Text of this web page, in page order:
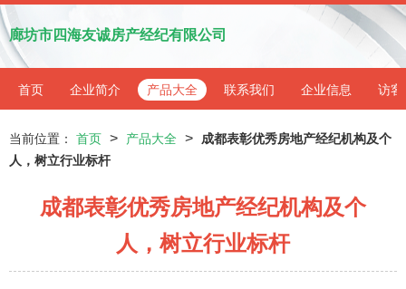
廊坊市四海友诚房产经纪有限公司
首页 企业简介 产品大全 联系我们 企业信息 访客
当前位置： 首页 > 产品大全 >
成都表彰优秀房地产经纪机构及个
人，树立行业标杆
成都表彰优秀房地产经纪机构及个
人，树立行业标杆